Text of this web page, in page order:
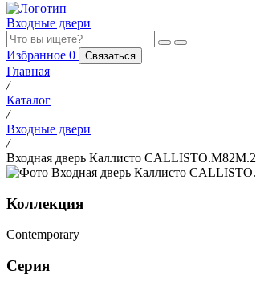
Входные двери
Избранное 0 Связаться
Главная
/
Каталог
/
Входные двери
/
Входная дверь Каллисто CALLISTO.M82M.2
Коллекция
Contemporary
Серия